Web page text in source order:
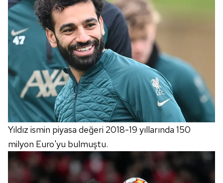
Yıldız ismin piyasa değeri 2018-19 yıllarında 150
milyon Euro'yu bulmuştu.